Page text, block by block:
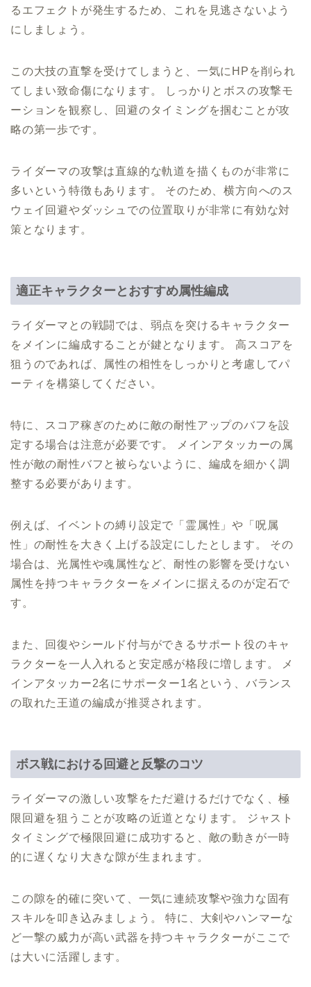
るエフェクトが発生するため、これを見逃さないよう
にしましょう。
この大技の直撃を受けてしまうと、一気にHPを削られ
てしまい致命傷になります。 しっかりとボスの攻撃モ
ーションを観察し、回避のタイミングを掴むことが攻
略の第一歩です。
ライダーマの攻撃は直線的な軌道を描くものが非常に
多いという特徴もあります。 そのため、横方向へのス
ウェイ回避やダッシュでの位置取りが非常に有効な対
策となります。
適正キャラクターとおすすめ属性編成
ライダーマとの戦闘では、弱点を突けるキャラクター
をメインに編成することが鍵となります。 高スコアを
狙うのであれば、属性の相性をしっかりと考慮してパ
ーティを構築してください。
特に、スコア稼ぎのために敵の耐性アップのバフを設
定する場合は注意が必要です。 メインアタッカーの属
性が敵の耐性バフと被らないように、編成を細かく調
整する必要があります。
例えば、イベントの縛り設定で「霊属性」や「呪属
性」の耐性を大きく上げる設定にしたとします。 その
場合は、光属性や魂属性など、耐性の影響を受けない
属性を持つキャラクターをメインに据えるのが定石で
す。
また、回復やシールド付与ができるサポート役のキャ
ラクターを一人入れると安定感が格段に増します。 メ
インアタッカー2名にサポーター1名という、バランス
の取れた王道の編成が推奨されます。
ボス戦における回避と反撃のコツ
ライダーマの激しい攻撃をただ避けるだけでなく、極
限回避を狙うことが攻略の近道となります。 ジャスト
タイミングで極限回避に成功すると、敵の動きが一時
的に遅くなり大きな隙が生まれます。
この隙を的確に突いて、一気に連続攻撃や強力な固有
スキルを叩き込みましょう。 特に、大剣やハンマーな
ど一撃の威力が高い武器を持つキャラクターがここで
は大いに活躍します。